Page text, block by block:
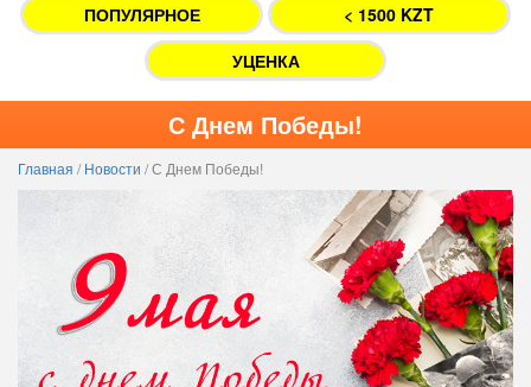
ПОПУЛЯРНОЕ
< 1500 KZT
УЦЕНКА
С Днем Победы!
Главная /Новости /С Днем Победы!